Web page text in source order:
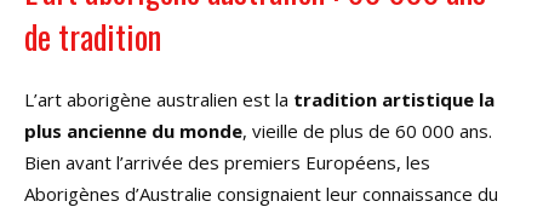
de tradition
L’art aborigène australien est la tradition artistique la
plus ancienne du monde, vieille de plus de 60 000 ans.
Bien avant l’arrivée des premiers Européens, les
Aborigènes d’Australie consignaient leur connaissance du